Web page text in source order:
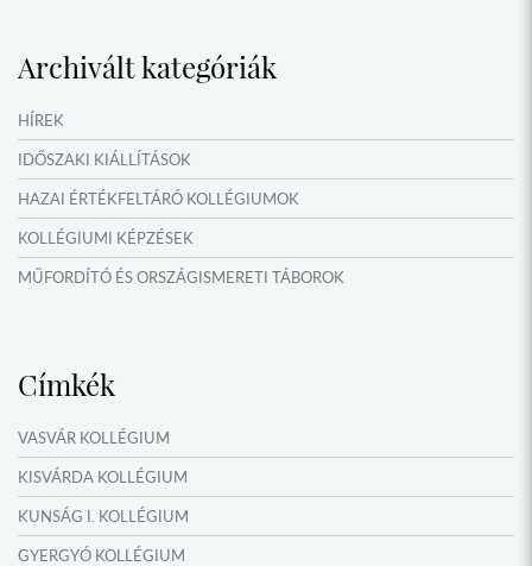
IDŐSZAKI KIÁLLÍTÁSOK
NYÁRI TÁBOROK
OKTATÁS, KULTÚRA
Archivált kategóriák
HÍREK
IDŐSZAKI KIÁLLÍTÁSOK
HAZAI ÉRTÉKFELTÁRÓ KOLLÉGIUMOK
KOLLÉGIUMI KÉPZÉSEK
MŰFORDÍTÓ ÉS ORSZÁGISMERETI TÁBOROK
Címkék
VASVÁR KOLLÉGIUM
KISVÁRDA KOLLÉGIUM
KUNSÁG I. KOLLÉGIUM
GYERGYÓ KOLLÉGIUM